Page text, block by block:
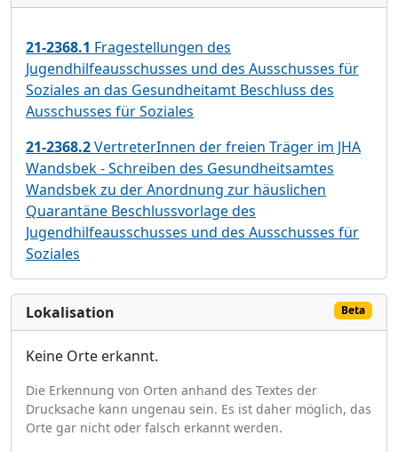
21-2368.1 Fragestellungen des
Jugendhilfeausschusses und des Ausschusses für
Soziales an das Gesundheitamt Beschluss des
Ausschusses für Soziales
21-2368.2VertreterInnen der freien Träger im JHA
Wandsbek - Schreiben des Gesundheitsamtes
Wandsbek zu der Anordnung zur häuslichen
Quarantäne Beschlussvorlage des
Jugendhilfeausschusses und des Ausschusses für
Soziales
Lokalisation Beta
Keine Orte erkannt.
Die Erkennung von Orten anhand des Textes der
Drucksache kann ungenau sein. Es ist daher möglich, das
Orte gar nicht oder falsch erkannt werden.